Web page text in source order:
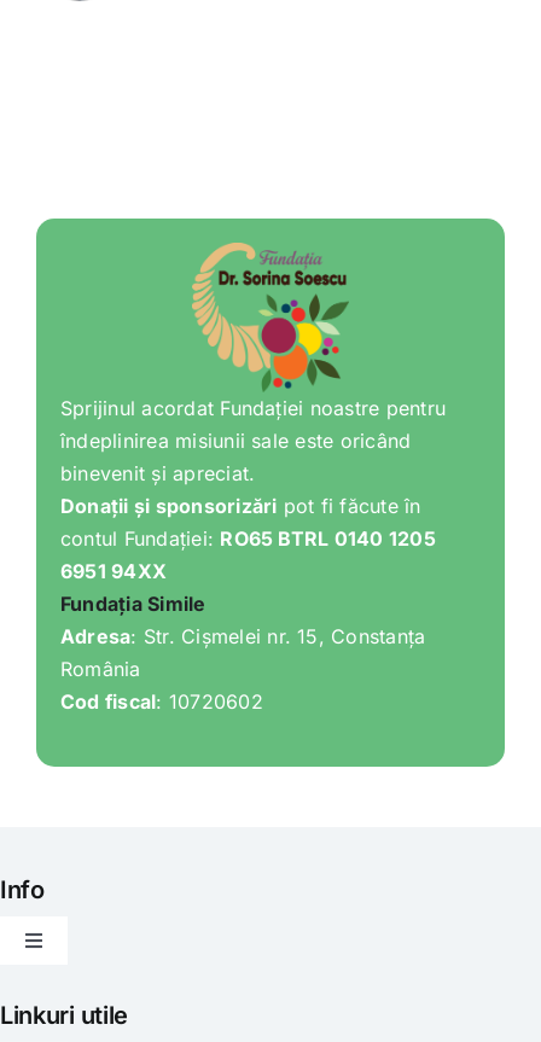
Sprijinul acordat Fundației noastre pentru
îndeplinirea misiunii sale este oricând
binevenit și apreciat.
Donații și sponsorizări pot fi făcute în
contul Fundației: RO65 BTRL 0140 1205
6951 94XX
Fundația Simile
Adresa: Str. Cișmelei nr. 15, Constanța
România
Cod fiscal: 10720602
Info
Toggle
Articole
Linkuri utile